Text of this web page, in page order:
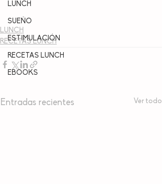
LUNCH
SUEÑO
ESTIMULACIÓN
RECETAS LUNCH
EBOOKS
LUNCH
RECETAS LUNCH
Entradas recientes Ver todo